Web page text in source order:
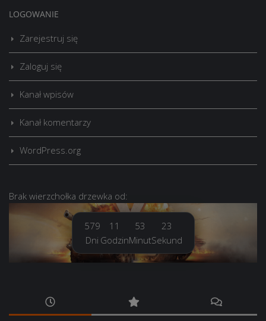
LOGOWANIE
Zarejestruj się
Zaloguj się
Kanał wpisów
Kanał komentarzy
WordPress.org
Brak wierzchołka drzewka od:
579
Dni
11
Godzin
53
Minut
24
Sekund